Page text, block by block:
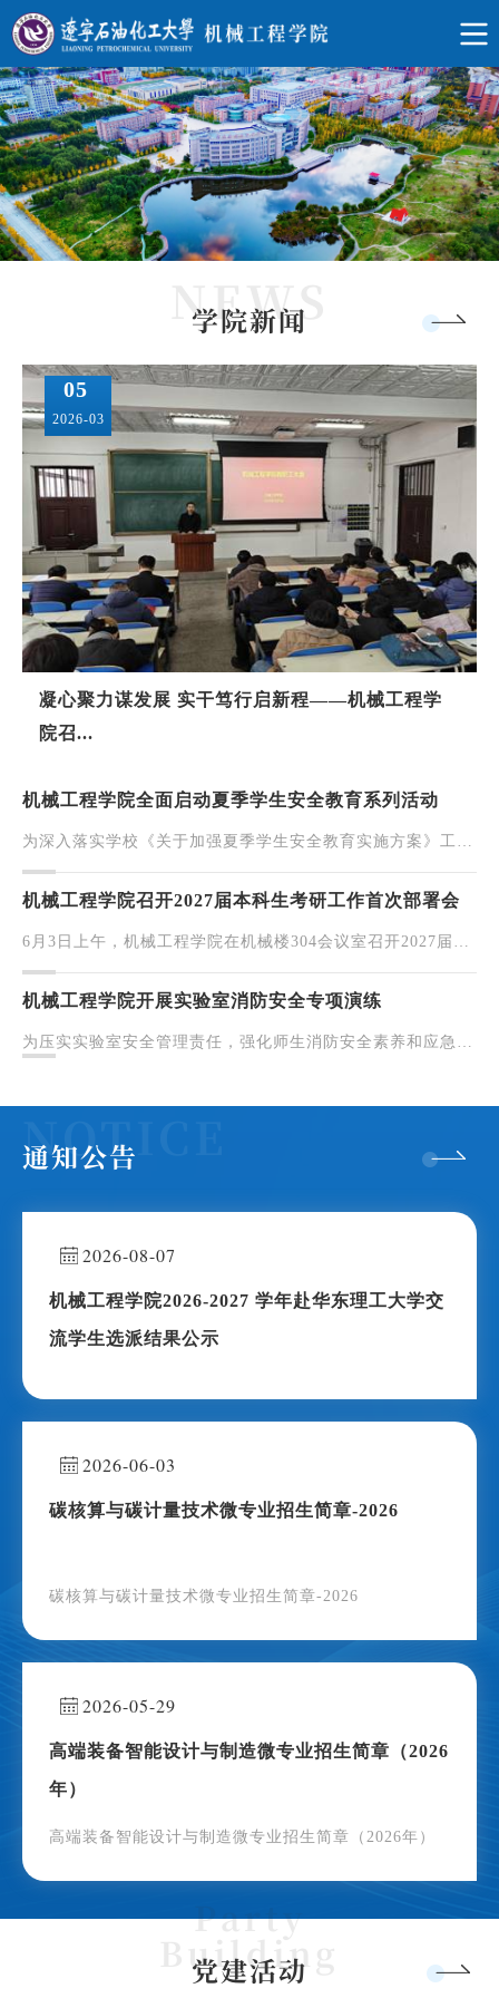
学院新闻
凝心聚力谋发展 实干笃行启新程——机械工程学
院召...
05
2026-03
机械工程学院全面启动夏季学生安全教育系列活动
为深入落实学校《关于加强夏季学生安全教育实施方案》工作
要求，扎实筑牢校园安全防护屏障，学院近日召开夏季学生安
全教育工作动员部署会，正式启动以“六预防、三加强...
机械工程学院召开2027届本科生考研工作首次部署会
6月3日上午，机械工程学院在机械楼304会议室召开2027届本
科生考研工作第一次专题部署会议。学院党委书记任建民、院
长梁平、党委副书记马喜龙、副院长高鹏、姜文全以及全...
机械工程学院开展实验室消防安全专项演练
为压实实验室安全管理责任，强化师生消防安全素养和应急处
通知公告
2026-08-07
机械工程学院2026-2027 学年赴华东理工大学交
流学生选派结果公示
2026-06-03
碳核算与碳计量技术微专业招生简章-2026
碳核算与碳计量技术微专业招生简章-2026
2026-05-29
高端装备智能设计与制造微专业招生简章（2026
年）
高端装备智能设计与制造微专业招生简章（2026年）
党建活动